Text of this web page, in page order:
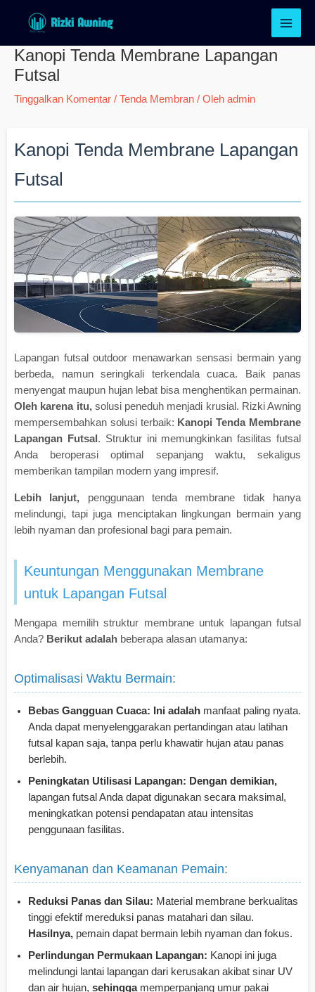
Kanopi Tenda Membrane Lapangan
Futsal
Tinggalkan Komentar / Tenda Membran / Oleh admin
Kanopi Tenda Membrane Lapangan
Futsal
Lapangan futsal outdoor menawarkan sensasi bermain yang
berbeda, namun seringkali terkendala cuaca. Baik panas
menyengat maupun hujan lebat bisa menghentikan permainan.
Oleh karena itu,solusi peneduh menjadi krusial. Rizki Awning
mempersembahkan solusi terbaik: Kanopi Tenda Membrane
Lapangan Futsal . Struktur ini memungkinkan fasilitas futsal
Anda beroperasi optimal sepanjang waktu, sekaligus
memberikan tampilan modern yang impresif.
Lebih lanjut, penggunaan tenda membrane tidak hanya
melindungi, tapi juga menciptakan lingkungan bermain yang
lebih nyaman dan profesional bagi para pemain.
Keuntungan Menggunakan Membrane
untuk Lapangan Futsal
Mengapa memilih struktur membrane untuk lapangan futsal
Anda? Berikut adalah beberapa alasan utamanya:
Optimalisasi Waktu Bermain:
Bebas Gangguan Cuaca: Ini adalah manfaat paling nyata.
Anda dapat menyelenggarakan pertandingan atau latihan
futsal kapan saja, tanpa perlu khawatir hujan atau panas
berlebih.
Peningkatan Utilisasi Lapangan: Dengan demikian,
lapangan futsal Anda dapat digunakan secara maksimal,
meningkatkan potensi pendapatan atau intensitas
penggunaan fasilitas.
Kenyamanan dan Keamanan Pemain:
Reduksi Panas dan Silau: Material membrane berkualitas
tinggi efektif mereduksi panas matahari dan silau.
Hasilnya, pemain dapat bermain lebih nyaman dan fokus.
Perlindungan Permukaan Lapangan: Kanopi ini juga
melindungi lantai lapangan dari kerusakan akibat sinar UV
dan air hujan, sehinggamemperpanjang umur pakai